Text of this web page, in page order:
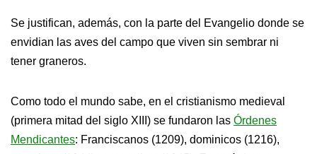
Se justifican, además, con la parte del Evangelio donde se
envidian las aves del campo que viven sin sembrar ni
tener graneros.
Como todo el mundo sabe, en el cristianismo medieval
(primera mitad del siglo XIII) se fundaron las Órdenes
Mendicantes: Franciscanos (1209), dominicos (1216),